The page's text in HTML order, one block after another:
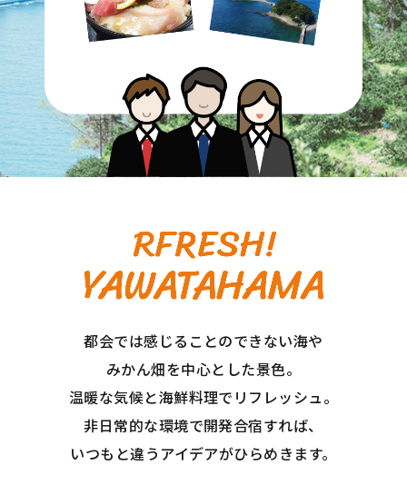
都会では感じることのできない海や
みかん畑を中⼼とした景⾊。
温暖な気候と海鮮料理でリフレッシュ。
⾮⽇常的な環境で開発合宿すれば、
いつもと違うアイデアがひらめきます。